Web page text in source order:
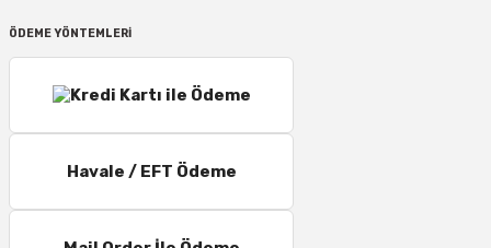
ÖDEME YÖNTEMLERİ
Havale / EFT Ödeme